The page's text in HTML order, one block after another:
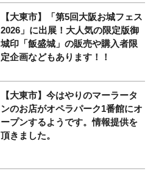
【大東市】「第5回大阪お城フェス
2026」に出展！大人気の限定版御
城印「飯盛城」の販売や購入者限
定企画などもあります！！
【大東市】今はやりのマーラータ
ンのお店がオペラパーク1番館にオ
ープンするようです。情報提供を
頂きました。